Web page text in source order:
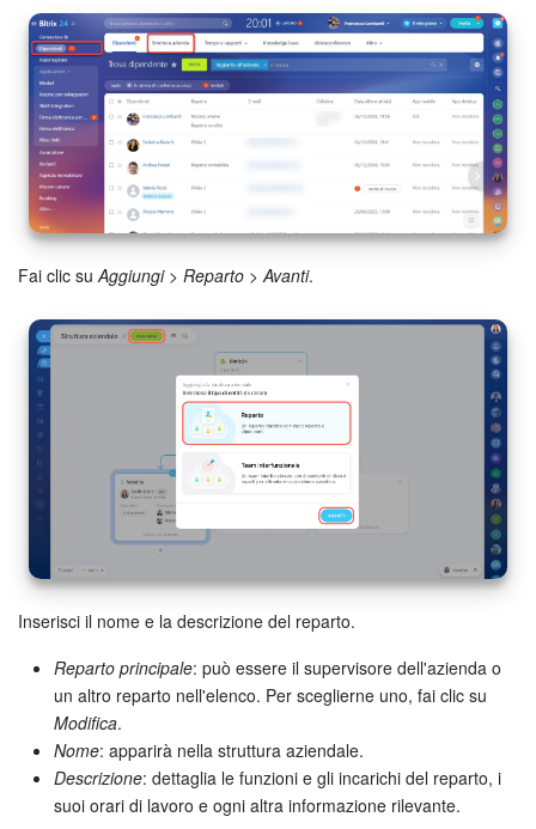
Knowledge base
Firma elettronica
Firma elettronica per HR
Automazione
Flussi di lavoro
Marketing
Gestione inventario
Mio profilo
Impostazioni
Enterprise
Bitrix24 On-Premise
Bitrix24 Messenger
Domande generali
Fai clic su Aggiungi> Reparto > Avanti.
Inserisci il nome e la descrizione del reparto.
Reparto principale: può essere il supervisore dell'azienda o
un altro reparto nell'elenco. Per sceglierne uno, fai clic su
Modifica.
Nome: apparirà nella struttura aziendale.
Descrizione: dettaglia le funzioni e gli incarichi del reparto, i
suoi orari di lavoro e ogni altra informazione rilevante.